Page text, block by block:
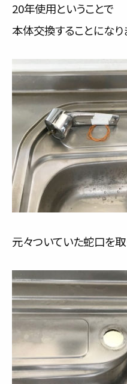
20年使用ということで
本体交換することにな
元々ついていた蛇口を